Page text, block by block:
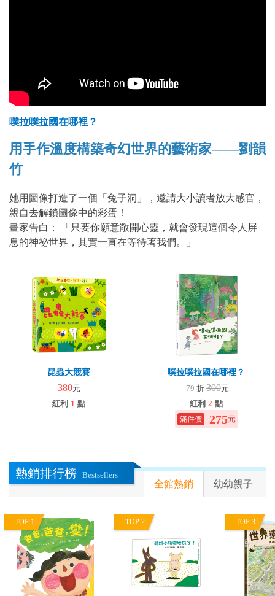
噗拉噗拉國在哪裡？
用手作溫度構築奇幻世界的藝術家——劉韻
竹
她用圖像打造了一個「兔子洞」，邀請大小讀者放大感官，
親自去解鎖圖像中的彩蛋！
畫家告白： 「只要你願意敞開心靈，就會發現這個令人屏
息的神祕世界，其實一直在等待著我們。」
昆蟲大競賽
380元
紅利 1 點
噗拉噗拉國在哪裡？
79 折300元
紅利 2 點
275元
熱銷排行榜 Bestsellers
全館熱銷 幼幼親子
TOP 1 TOP 2 TOP 3